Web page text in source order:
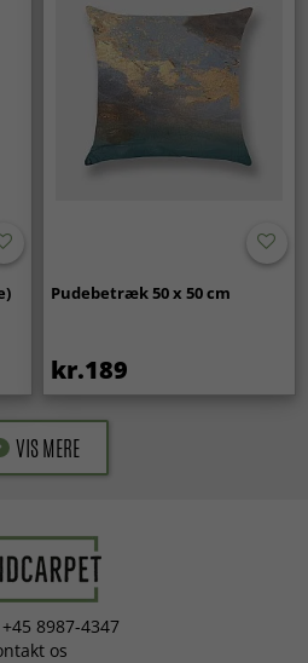
Pudebetræk 50 x 50 cm
kr.189
VIS MERE
8987-4347
os